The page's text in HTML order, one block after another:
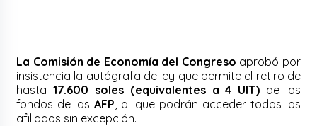
La Comisión de Economía del Congreso aprobó por
insistencia la autógrafa de ley que permite el retiro de
hasta17.600 soles (equivalentes a 4 UIT) de los
fondos de lasAFP , al que podrán acceder todos los
afiliados sin excepción.